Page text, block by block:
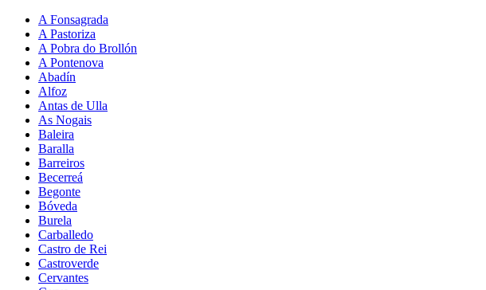
A Fonsagrada
A Pastoriza
A Pobra do Brollón
A Pontenova
Abadín
Alfoz
Antas de Ulla
As Nogais
Baleira
Baralla
Barreiros
Becerreá
Begonte
Bóveda
Burela
Carballedo
Castro de Rei
Castroverde
Cervantes